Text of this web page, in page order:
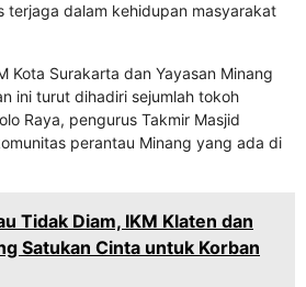
terjaga dalam kehidupan masyarakat
Kota Surakarta dan Yayasan Minang
ini turut dihadiri sejumlah tokoh
Raya, pengurus Takmir Masjid
perantau Minang yang ada di
Tidak Diam, IKM Klaten dan
Satukan Cinta untuk Korban